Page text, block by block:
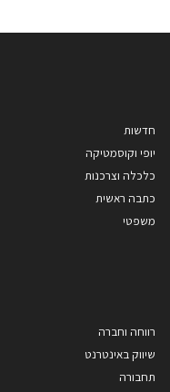
חדשות
יופי וקוסמטיקה
כלכלה וצרכנות
כתבה ראשית
משפטי
רווחה וחברה
שיווק באינטרנט
תחבורה